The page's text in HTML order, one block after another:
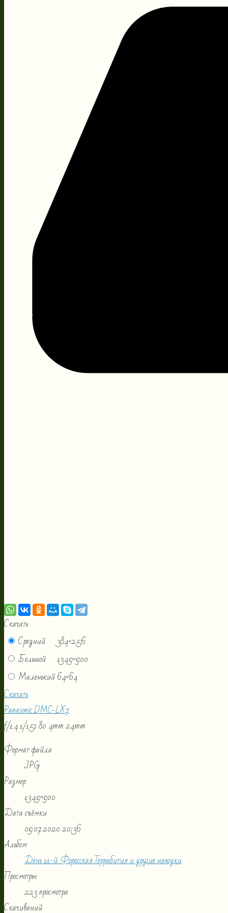
Скачать
Средний
384×256
Большой
1349×900
Маленький64×64
Скачать
Panasonic DMC-LX7
f/1.41/15s804mm24mm
Формат файла
JPG
Размер
1349×900
Дата съёмки
09.07.202020:36
Альбом
День 11-й. Форосская Террабития и другие находки
Просмотры
223 просмотра
Скачиваний